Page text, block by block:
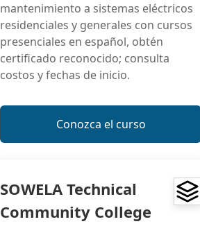
mantenimiento a sistemas eléctricos
residenciales y generales con cursos
presenciales en español, obtén
certificado reconocido; consulta
costos y fechas de inicio.
Conozca el curso
SOWELA Technical
Community College